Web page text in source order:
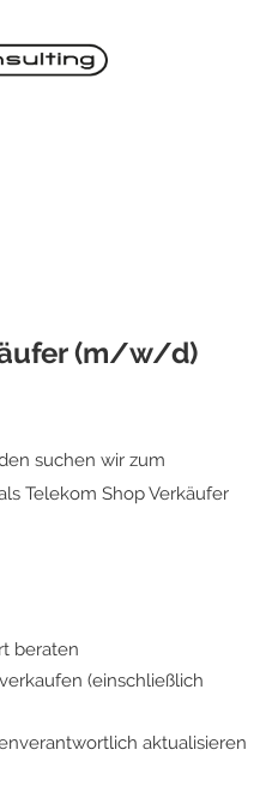
(m/w/d)
suchen wir zum
Telekom Shop Verkäufer
beraten
(einschließlich
aktualisieren